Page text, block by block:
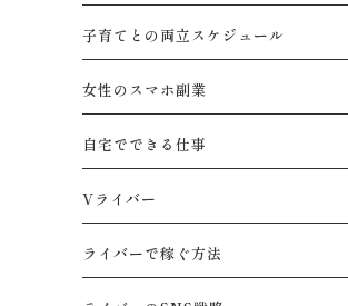
子育てとの両立スケジュール
女性のスマホ副業
自宅でできる仕事
Vライバー
ライバーで稼ぐ方法